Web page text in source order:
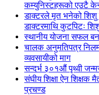
कम्युनिस्टहरूको एउटै
डाक्टरले मृत भनेको शिशु
डाक्टरमाथि कुटपिटः
स्थानीय योजना सफल
चालक अनुमतिपत्र
व्यवसायीको माग
सन्दर्भ ३०१औं पृथ्वी
संघीय शिक्षा ऐन शिक्षक
प्रचण्ड